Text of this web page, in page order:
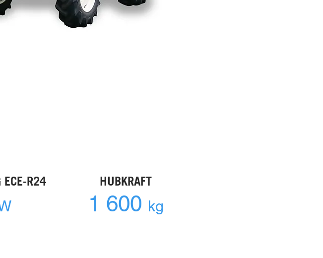
ECE-R24 HUBKRAFT
1 600 kg